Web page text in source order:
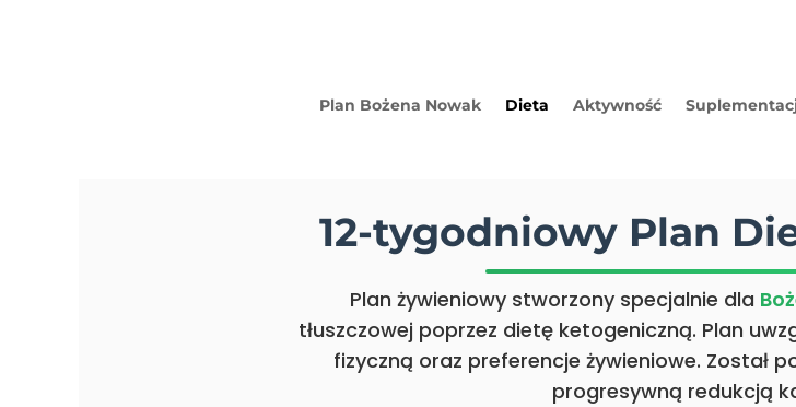
Plan Bożena Nowak Dieta Aktywność
12-tygodniowy Plan
Plan żywieniowy stworzony specjalnie dla
tłuszczowej poprzez dietę ketogeniczną. Plan
fizyczną oraz preferencje żywieniowe. Został
progresywną redukcją